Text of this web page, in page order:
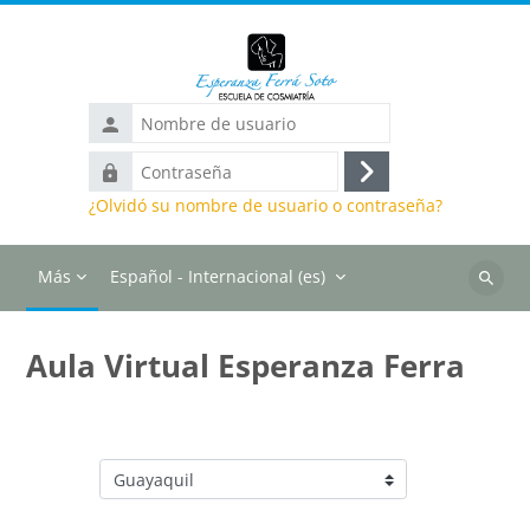
Nombre
de
usuario
Contraseña
Acceder
¿Olvidó su nombre de usuario o contraseña?
Más Español - Internacional ‎(es)‎
Buscar
Aula Virtual Esperanza Ferra
Categorías